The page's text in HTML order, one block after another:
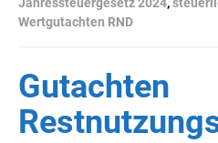
Wertgutachten RND
Gutachten